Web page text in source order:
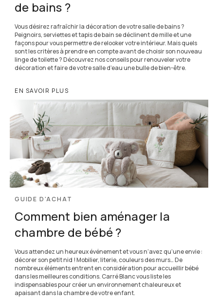
de bains ?
Vous désirez rafraîchir la décoration de votre salle de bains ?
Peignoirs, serviettes et tapis de bain se déclinent de mille et une
façons pour vous permettre de relooker votre intérieur. Mais quels
sont les critères à prendre en compte avant de choisir son nouveau
linge de toilette ? Découvrez nos conseils pour renouveler votre
décoration et faire de votre salle d’eau une bulle de bien-être.
EN SAVOIR PLUS
GUIDE D'ACHAT
Comment bien aménager la
chambre de bébé ?
Vous attendez un heureux événement et vous n’avez qu’une envie :
décorer son petit nid ! Mobilier, literie, couleurs des murs… De
nombreux éléments entrent en considération pour accueillir bébé
dans les meilleures conditions. Carré Blanc vous liste les
indispensables pour créer un environnement chaleureux et
apaisant dans la chambre de votre enfant.